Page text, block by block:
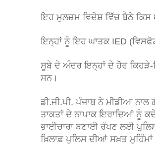
ਇਹ ਮੁਲਜ਼ਮ ਵਿਦੇਸ਼ ਵਿੱਚ ਬੈਠੇ ਕਿਸ
ਇਨ੍ਹਾਂ ਨੂੰ ਇਹ ਘਾਤਕ IED
ਸੂਬੇ ਦੇ ਅੰਦਰ ਇਨ੍ਹਾਂ ਦੇ ਹੋਰ
ਸਨ।
ਡੀ.ਜੀ.ਪੀ. ਪੰਜਾਬ ਨੇ ਮੀਡੀਆ
ਤਾਕਤਾਂ ਦੇ ਨਾਪਾਕ ਇਰਾਦਿਆਂ ਨੂੰ
ਭਾਈਚਾਰਾ ਬਣਾਈ ਰੱਖਣ ਲਈ
ਖ਼ਿਲਾਫ਼ ਪੁਲਿਸ ਦੀਆਂ ਸਖ਼ਤ ਮੁਹਿੰਮਾਂ